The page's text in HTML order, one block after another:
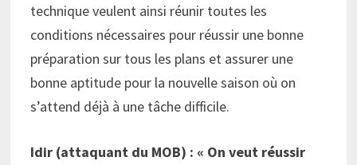
technique veulent ainsi réunir toutes les
conditions nécessaires pour réussir une bonne
préparation sur tous les plans et assurer une
bonne aptitude pour la nouvelle saison où on
s’attend déjà à une tâche difficile.
Idir (attaquant du MOB) : « On veut réussir